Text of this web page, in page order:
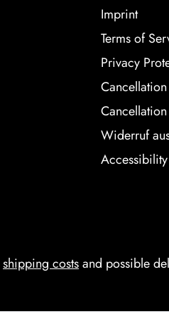
Imprint
Terms of
Privacy
Widerruf
Accessibility
shipping costsand possible